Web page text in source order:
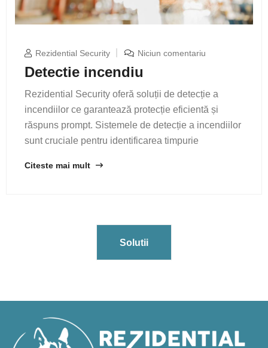
Rezidential Security Niciun comentariu
Detectie incendiu
Rezidential Security oferă soluții de detecție a
incendiilor ce garantează protecție eficientă și
răspuns prompt. Sistemele de detecție a incendiilor
sunt cruciale pentru identificarea timpurie
Citeste mai mult
Solutii